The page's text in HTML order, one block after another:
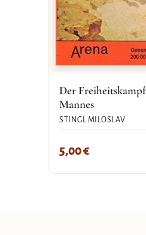
Der
Mannes
STINGL MILOSLAV
5,00€